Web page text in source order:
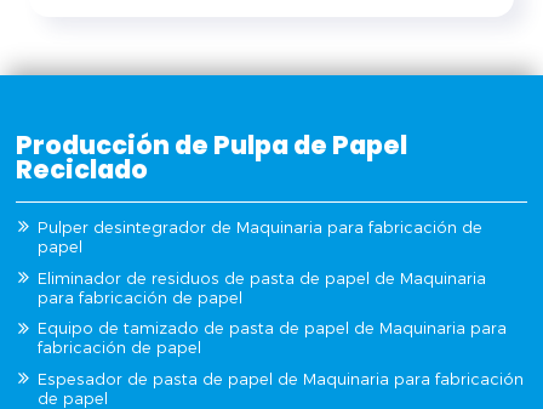
Producción de Pulpa de Papel
Reciclado
Pulper desintegrador de Maquinaria para fabricación de
papel
Eliminador de residuos de pasta de papel de Maquinaria
para fabricación de papel
Equipo de tamizado de pasta de papel de Maquinaria para
fabricación de papel
Espesador de pasta de papel de Maquinaria para fabricación
de papel